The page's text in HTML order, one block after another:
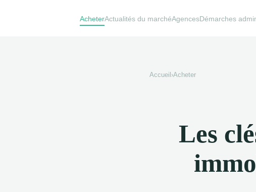
AcheterActualités du marchéAgencesDémarches
Accueil ›Acheter
Les